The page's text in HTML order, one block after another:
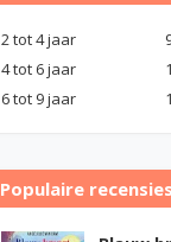
2 tot 4 jaar
4 tot 6 jaar
6 tot 9 jaar
Populaire recensies